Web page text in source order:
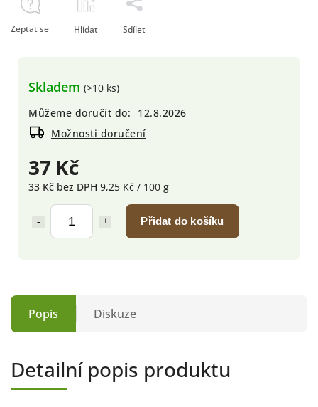
37 Kč
33 Kč bez DPH 9,25 Kč / 100 g
Přidat do košíku
Skladem (>10 ks)
Můžeme doručit do:
12.8.2026
Možnosti doručení
Zeptat se Hlídat Sdílet
Popis Diskuze
Detailní popis produktu